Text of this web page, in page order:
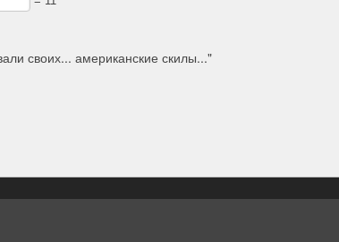
своих... американские скилы..."